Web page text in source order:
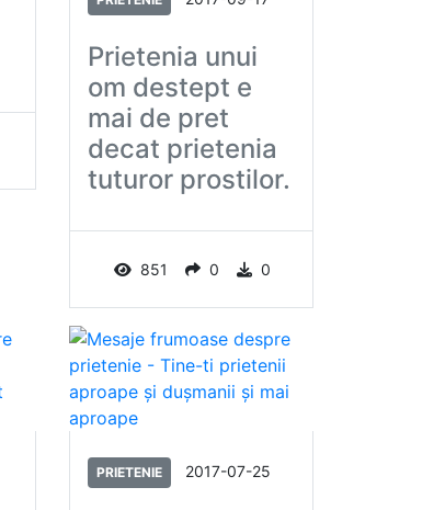
Prietenia unui
om destept e
mai de pret
decat prietenia
tuturor prostilor.
851 0 0
PRIETENIE 2017-07-25